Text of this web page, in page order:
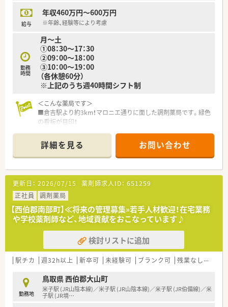
薬歴管理を行っています。
■常に患者さまのそばにいて、患者さまの健康を守り続ける。
患者さまとのコミュニケーションをしながら地域に根ざした薬
局を作り上げています。
■在宅医療は東北から沖縄まで多くの店舗にて取り組んでいま
す
■薬剤師業務をバックアップするための作業の機械化、システム
化を積極的に推進しています。
テムを連動させ、
レセプト用コンピュータに処方内容を入力するだけで在庫情報
がサーバーに
集約できる環境を全店舗で展開。このデータは他店からも閲
覧可能なため、自店の在庫管理だけでなく、
万一自店の在庫が切れたときには近隣店舗の在庫を確認、 手
配することにも利用できます。
監査システムもピッキング・散剤共に整っている環境です！
■地域と人を結ぶ「健康教室」の開催：社外から講師を招き、
地域の皆様へ予防医療の講座を実施しています。
■学会発表と調剤過誤防止研究会：学会発表は日々の取り組みか
ら奨励し、調剤過誤防止についても全社共有しています。
＜こんな方にもおススメ＞
■大手ならではの福利厚生や研修体制で、安心して長くお勤めさ
■管理薬剤師としてご勤務可能な方
給与
年収460万円～600万円
※年齢、経験等により考慮
勤務
時間
月～土
①08：30～17：30
②09：00～18：00
③10：00～19：00
（各休憩60分）
※上記のうち週40時間シフト制
＜こんな薬局です＞
■倉吉駅より約3km！マロニエ通りに面した調剤薬局です。緑色
の看板が目印！
るく気持ちよく働ける環境になっています。
■隣接する医院より処方箋応需しています。
■広々駐車場有！マイカー通勤OKです♪
＜業務内容＞
■処方箋による調剤業務、服薬指導、薬剤情報の提供など
＜研修制度＞
■現場の先輩薬剤師より指導を受けて頂きます。
＜法人特徴
■創業明治20年、昔ながらの「町のくすり屋さん」から始まった
老舗の薬局です。
■倉吉市内の半径2km以内に4店舗調剤薬局を展開しています。
るようなシステムを導入しています。
■地域の皆様の身近な存在「まちの健康相談薬局」を目指してい
ます。
詳細を見る お問い合わせ
更新日： 2026/07/15 薬剤師求人ID： 651259
正社員
調剤薬局
【西伯郡南部町】≪将来の管理募集»若手人材歓迎！在宅業務
や学校薬剤師など、地域貢献をおこなっています♪
検討リストに追加
駅チカ 週32h以上 新卒可 未経験可 ブランク可 残業なし(ほぼなし含む)
勤務地
鳥取県 西伯郡大山町
米子駅 (JR山陰本線)／米子駅 (JR山陰本線)／米子駅 (JR伯備線)／米
子駅 (JR境…